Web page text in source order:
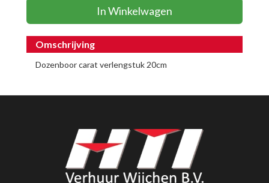
In Winkelwagen
Omschrijving
Dozenboor carat verlengstuk 20cm